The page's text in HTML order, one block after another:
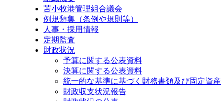
苫小牧港管理組合議会
例規類集（条例や規則等）
人事・採用情報
定期監査
財政状況
予算に関する公表資料
決算に関する公表資料
統一的な基準に基づく財務書類及び固定資
財政収支状況報告